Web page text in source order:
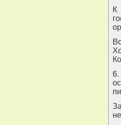
К